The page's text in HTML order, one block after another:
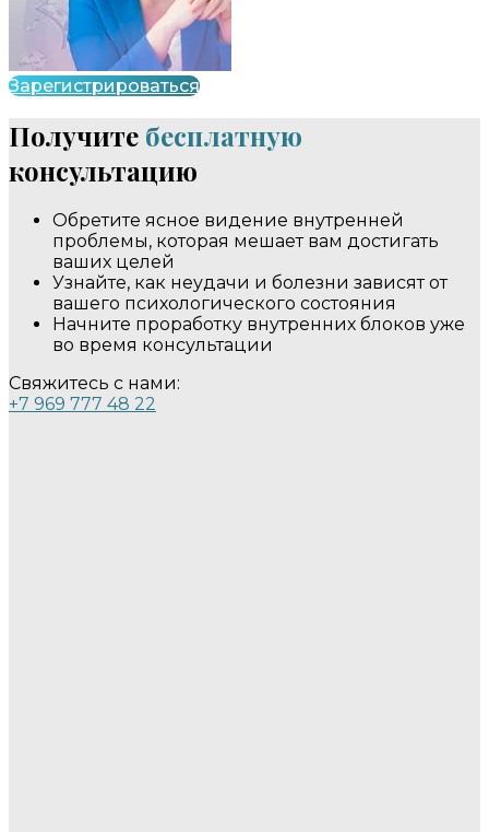
Зарегистрироваться
Получите бесплатную
консультацию
Обретите ясное видение внутренней
проблемы, которая мешает вам достигать
ваших целей
Узнайте, как неудачи и болезни зависят от
вашего психологического состояния
Начните проработку внутренних блоков уже
во время консультации
Свяжитесь с нами:
+7 969 777 48 22